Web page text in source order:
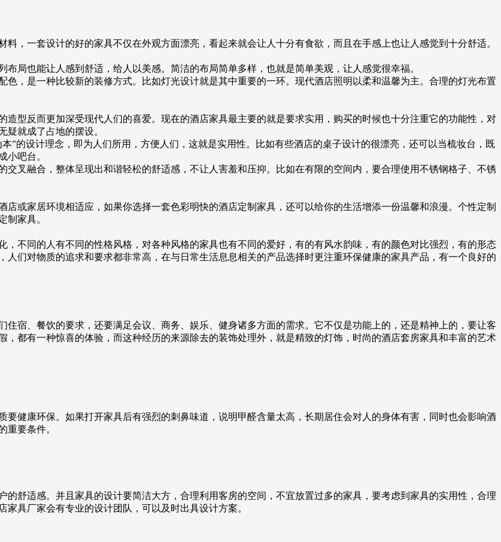
，一套设计的好的家具不仅在外观方面漂亮，看起来就会让人十分有食欲，而且在手感上也让人感觉到十分舒适。
局也能让人感到舒适，给人以美感。简洁的布局简单多样，也就是简单美观，让人感觉很幸福。
，是一种比较新的装修方式。比如灯光设计就是其中重要的一环。现代酒店照明以柔和温馨为主。合理的灯光布置
型反而更加深受现代人们的喜爱。现在的酒店家具最主要的就是要求实用，购买的时候也十分注重它的功能性，对
疑就成了占地的摆设。
”的设计理念，即为人们所用，方便人们，这就是实用性。比如有些酒店的桌子设计的很漂亮，还可以当梳妆台，既
小吧台。
叉融合，整体呈现出和谐轻松的舒适感，不让人害羞和压抑。比如在有限的空间内，要合理使用不锈钢格子、不锈
或家居环境相适应，如果你选择一套色彩明快的酒店定制家具，还可以给你的生活增添一份温馨和浪漫。个性定制
制家具。
不同的人有不同的性格风格，对各种风格的家具也有不同的爱好，有的有风水韵味，有的颜色对比强烈，有的形态
们对物质的追求和要求都非常高，在与日常生活息息相关的产品选择时更注重环保健康的家具产品，有一个良好的
宿、餐饮的要求，还要满足会议、商务、娱乐、健身诸多方面的需求。它不仅是功能上的，还是精神上的，要让客
都有一种惊喜的体验，而这种经历的来源除去的装饰处理外，就是精致的灯饰，时尚的酒店套房家具和丰富的艺术
健康环保。如果打开家具后有强烈的刺鼻味道，说明甲醛含量太高，长期居住会对人的身体有害，同时也会影响酒
重要条件。
舒适感。并且家具的设计要简洁大方，合理利用客房的空间，不宜放置过多的家具，要考虑到家具的实用性，合理
具厂家会有专业的设计团队，可以及时出具设计方案。